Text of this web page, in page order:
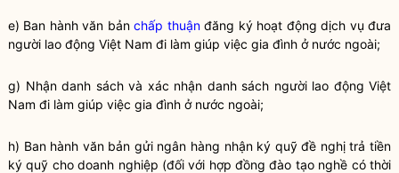
e) Ban hành văn bảnchấp thuậnđăng ký hoạt động dịch vụ đưa
người lao động Việt Nam đi làm giúp việc gia đình ở nước ngoài;
g) Nhận danh sách và xác nhận danh sách người lao động Việt
Nam đi làm giúp việc gia đình ở nước ngoài;
h) Ban hành văn bản gửi ngân hàng nhận ký quỹ đề nghị trả tiền
ký quỹ cho doanh nghiệp (đối với hợp đồng đào tạo nghề có thời